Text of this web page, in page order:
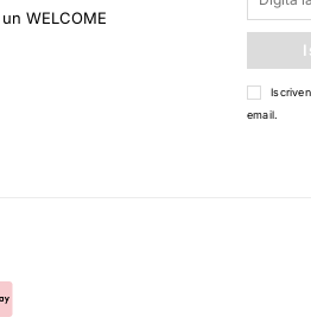
WELCOME
email.